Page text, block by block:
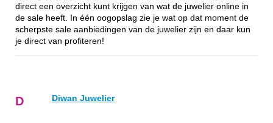
direct een overzicht kunt krijgen van wat de juwelier online in
de sale heeft. In één oogopslag zie je wat op dat moment de
scherpste sale aanbiedingen van de juwelier zijn en daar kun
je direct van profiteren!
D Diwan Juwelier